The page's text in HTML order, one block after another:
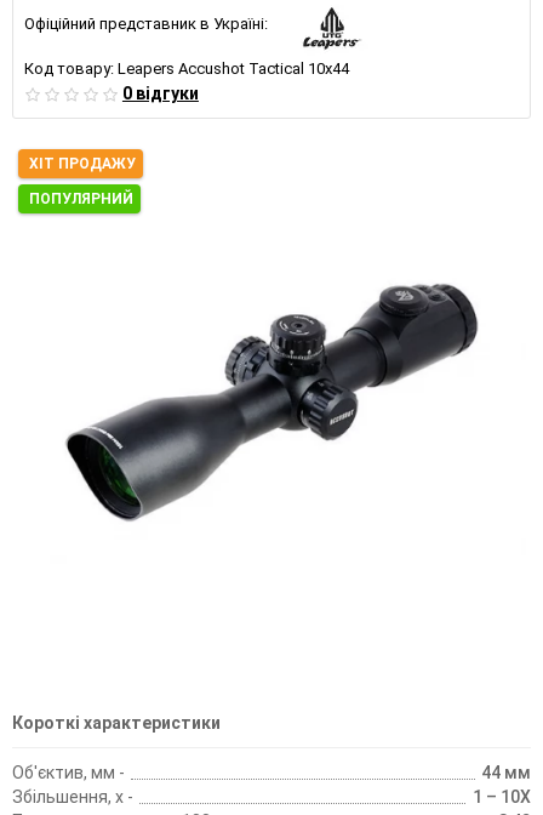
Офіційний представник в Україні:
Код товару: Leapers Accushot Tactical 10х44
0 відгуки
ХІТ ПРОДАЖУ
ПОПУЛЯРНИЙ
Короткі характеристики
Об'єктив, мм -
44 мм
Збільшення, х -
1 – 10X